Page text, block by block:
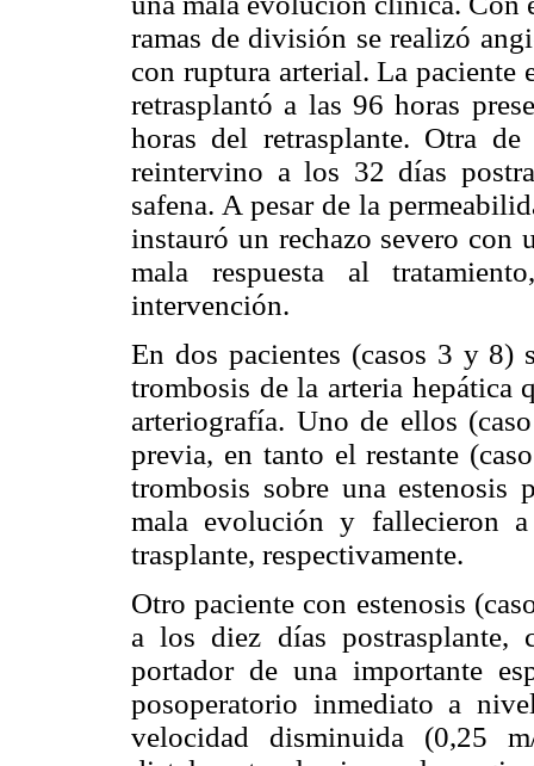
ramas de división se realizó
con ruptura arterial. La
retrasplantó a las 96 horas
horas del retrasplante. Otra
reintervino a los 32 días
safena. A pesar de la
instauró un rechazo severo con
mala respuesta al
intervención.
En dos pacientes (casos 3 y 8)
trombosis de la arteria hepática
arteriografía. Uno de ellos
previa, en tanto el restante
trombosis sobre una estenosis
mala evolución y fallecieron
trasplante, respectivamente.
Otro paciente con estenosis
a los diez días postrasplante,
portador de una importante
posoperatorio inmediato a
velocidad disminuida (0,25